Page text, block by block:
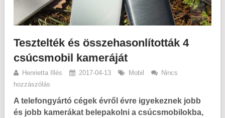
Tesztelték és összehasonlították 4
csúcsmobil kameráját
Henrietta Illés 2017-04-13 Mobil
Nincs
hozzászólás
A telefongyártó cégek évről évre igyekeznek jobb
és jobb kamerákat belepakolni a csúcsmobilokba,